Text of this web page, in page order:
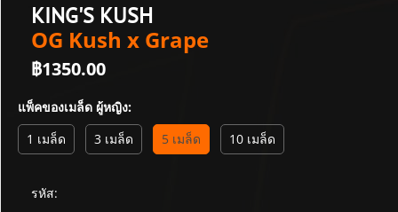
KING'S KUSH
OG Kush x Grape
฿1350.00
แพ็คของเมล็ด ผู้หญิง:
1 เมล็ด
3 เมล็ด 5 เมล็ด 10 เมล็ด
รหัส: